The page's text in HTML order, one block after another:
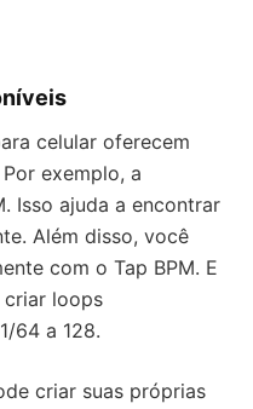
celular oferecem
exemplo, a
Isso ajuda a encontrar
Além disso, você
com o Tap BPM. E
criar loops
64 a 128.
criar suas próprias